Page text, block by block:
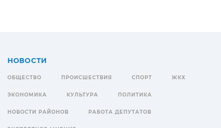
НОВОСТИ
ОБЩЕСТВО ПРОИСШЕСТВИЯ СПОРТ ЖКХ
ЭКОНОМИКА КУЛЬТУРА ПОЛИТИКА
НОВОСТИ РАЙОНОВ РАБОТА ДЕПУТАТОВ